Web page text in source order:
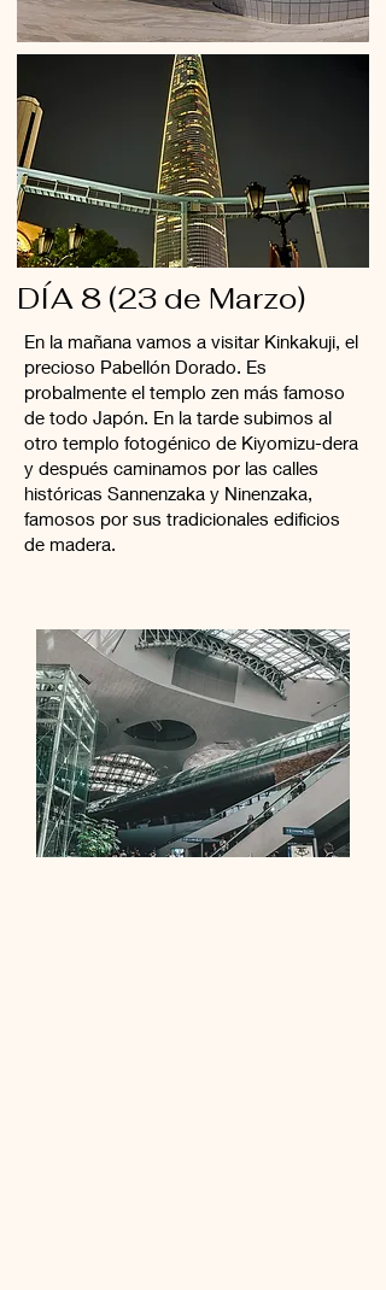
DÍA 8 (23 de Marzo)
En la mañana vamos a visitar Kinkakuji, el
precioso Pabellón Dorado. Es
probalmente el templo zen más famoso
de todo Japón. En la tarde subimos al
otro templo fotogénico de Kiyomizu-dera
y después caminamos por las calles
históricas Sannenzaka y Ninenzaka,
famosos por sus tradicionales edificios
de madera.